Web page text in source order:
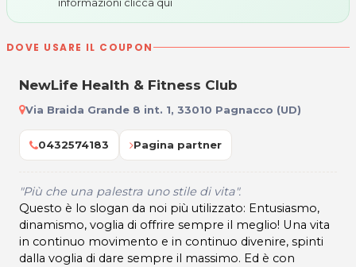
DOVE USARE IL COUPON
NewLife Health & Fitness Club
Via Braida Grande 8 int. 1, 33010 Pagnacco (UD)
0432574183 Pagina partner
"Più che una palestra uno stile di vita".
Questo è lo slogan da noi più utilizzato: Entusiasmo,
dinamismo, voglia di offrire sempre il meglio! Una vita
in continuo movimento e in continuo divenire, spinti
dalla voglia di dare sempre il massimo. Ed è con